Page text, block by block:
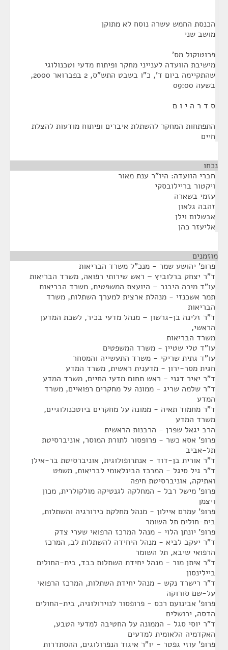
הכנסת החמש עשרה נוסח לא מתוקן
מושב שני
פרוטוקול מס'
מישיבת הוועדה לענייני מחקר ופיתוח מדעי וטכנולוגי
שהתקיימה ביום ד', כ"ו בשבט התש"ס, 2 בפברואר 2000,
בשעה 09:00
ס ד ר ה י ו ם
התפתחות המחקר להשתלת איברים ופיתוח מודעות להצלת
חיים
נכחו
חברי הוועדה: היו"ר ענת מאור
ויקטור בריילובסקי
עזמי בשארה
זהבה גלאון
אבשלום וילן
אליעזר כהן
מוזמנים
פרופ' יהושע שמר - מנכ"ל משרד הבריאות
ד"ר יצחק ברלוביץ – ראש שירותי רפואה, משרד הבריאות
עו"ד מירה היבנר – היועצת המשפטית, משרד הבריאות
תמר אשכנזי - מנהלת ארצית למערך השתלות, משרד
הבריאות
ד"ר זלינה בן-גרשון – מנהל מדעי בכיר, לשכת המדען
הראשי,
משרד הבריאות
עו"ד טלי שטיין - משרד המשפטים
עו"ד גתית שריקי - משרד התעשייה והמסחר
חגית מסר-ירון - מדענית ראשית, משרד המדע
ד"ר יאיר דגני - ראש תחום מדעי החיים, משרד המדע
ד"ר שלמה שריג - ממונה על מחקרים רפואיים, משרד
המדע
ד"ר מחמוד תאיה - ממונה על מחקרים ביוטכנולוגיים,
משרד המדע
הרב יגאל שפרן - הרבנות הראשית
פרופ' אסא כשר - פרופסור לתורת המוסר, אוניברסיטת
תל-אביב
ד"ר אורית בן-דוד - אנתרופולוגית, אוניברסיטת בר-אילן
ד"ר גיל סיגל - המרכז הבינלאומי לבריאות, משפט
ואתיקה, אוניברסיטת חיפה
פרופ' מישל רבל - המחלקה לגנטיקה מולקולרית, מכון
ויצמן
פרופ' עמרם איילון - מנהל מחלקת כירורגיה והשתלות,
בית-חולים תל השומר
פרופ' יונתן הלוי - מנהל המרכז הרפואי שערי צדק
ד"ר יעקב לביא - מנהל היחידה להשתלות לב, המרכז
הרפואי שיבא, תל השומר
ד"ר איתן מור - מנהל יחידת השתלות כבד, בית-החולים
ביילינסון
ד"ר רישרד נקש - מנהל יחידת השתלות, המרכז הרפואי
על-שם סורוקה
פרופ' אבינועם רכס - פרופסור לנוירולוגיה, בית-החולים
הדסה, ירושלים
ד"ר יוסי סגל - הממונה על החטיבה למדעי הטבע,
האקדמיה הלאומית למדעים
פרופ' עוזי גפטר - יו"ר איגוד הנפרולוגים, ההסתדרות